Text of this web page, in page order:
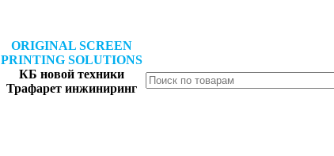
ORIGINAL SCREEN
PRINTING SOLUTIONS
КБ новой техники
Трафарет инжиниринг